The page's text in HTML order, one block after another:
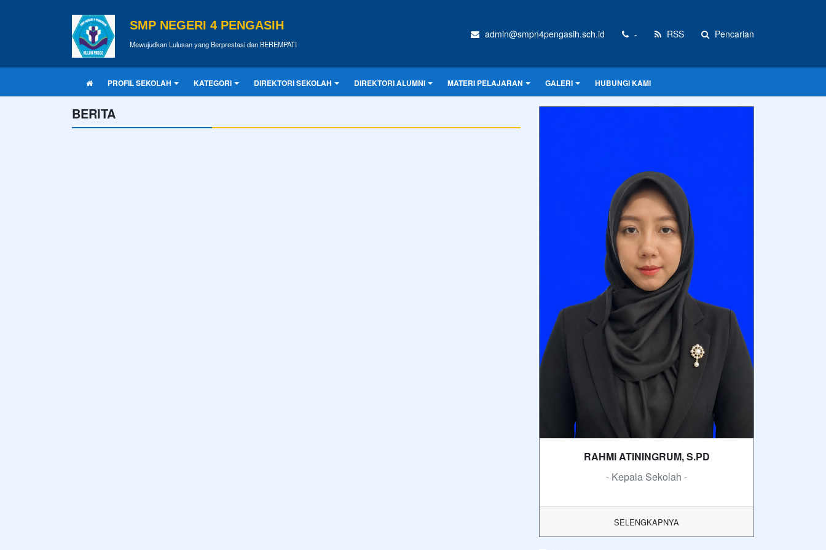
SMP NEGERI 4 PENGASIH
Mewujudkan Lulusan yang Berprestasi dan BEREMPATI
admin@smpn4pengasih.sch.id - RSS Pencarian
PROFIL SEKOLAH KATEGORI DIREKTORI SEKOLAH DIREKTORI ALUMNI MATERI PELAJARAN GALERI HUBUNGI KAMI
BERITA
RAHMI ATININGRUM, S.PD
- Kepala Sekolah -
SELENGKAPNYA